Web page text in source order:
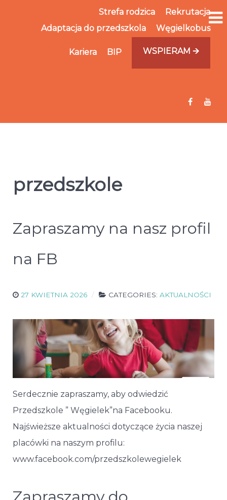
Strefa rodzica
Rekrutacja
Adaptacja do przedszkola
Węgielkobus
Kariera BIP WSPIERAM 🡪
przedszkole
Zapraszamy na nasz profil
na FB
27 KWIETNIA 2026 CATEGORIES: AKTUALNOŚCI
Serdecznie zapraszamy, aby odwiedzić
Przedszkole ” Węgielek”na Facebooku.
Najświeższe aktualności dotyczące życia naszej
placówki na naszym profilu:
www.facebook.com/przedszkolewegielek